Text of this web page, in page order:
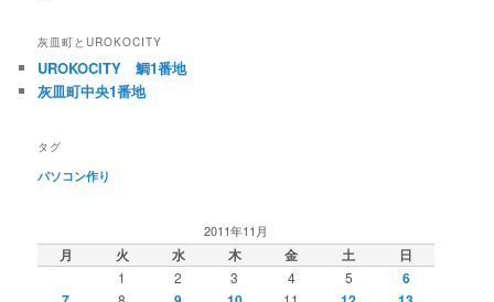
灰皿町とUROKOCITY
UROKOCITY 鯛1番地
灰皿町中央1番地
タグ
パソコン作り
2011年11月
月 火 水 木 金 土 日
1 2 3 4 5
6